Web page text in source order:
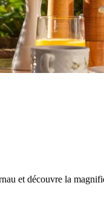
et découvre la